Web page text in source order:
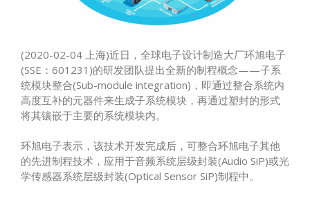
(2020-02-04 上海)近日，全球电子设计制造大厂环旭电子
(SSE：601231)的研发团队提出全新的制程概念——子系
统模块整合(Sub-module integration)，即通过整合系统内
高度互补的元器件来生成子系统模块，再通过塑封的形式
将其镶嵌于主要的系统模块内。
环旭电子表示，该技术开发完成后，可整合环旭电子其他
的先进制程技术，应用于音频系统层级封装(Audio SiP)或光
学传感器系统层级封装(Optical Sensor SiP)制程中。